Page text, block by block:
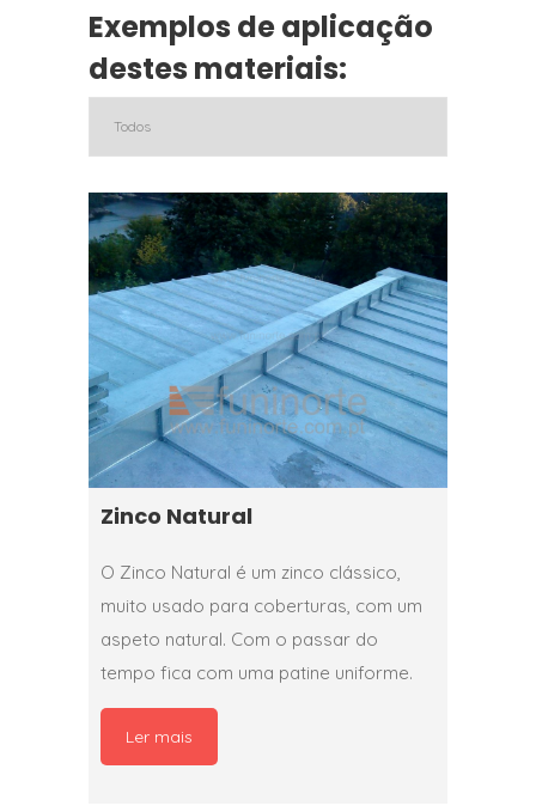
Exemplos de aplicação
destes materiais:
Zinco Natural
O Zinco Natural é um zinco clássico,
muito usado para coberturas, com um
aspeto natural. Com o passar do
tempo fica com uma patine uniforme.
Ler mais